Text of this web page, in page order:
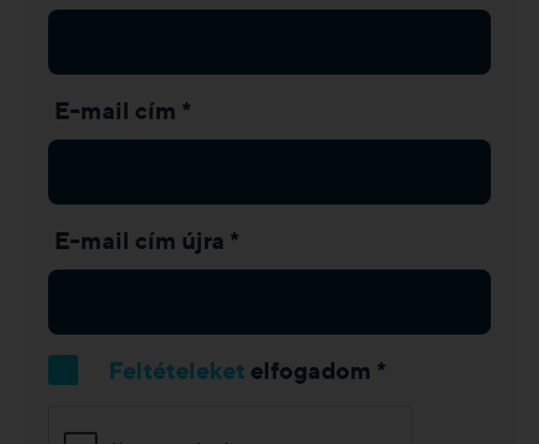
E-mail cím *
E-mail cím újra *
Feltételeket elfogadom *